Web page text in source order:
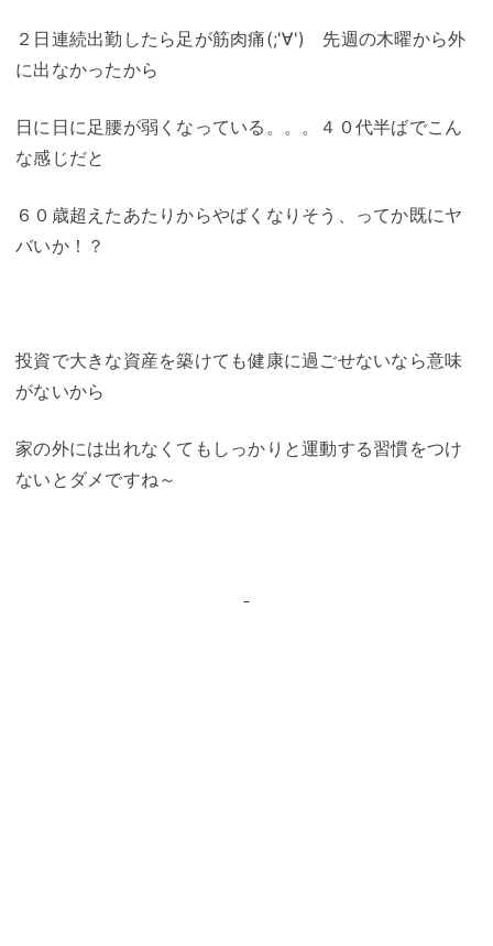
２日連続出勤したら足が筋肉痛(;'∀') 先週の木曜から外
に出なかったから
日に日に足腰が弱くなっている。。。４０代半ばでこん
な感じだと
６０歳超えたあたりからやばくなりそう、ってか既にヤ
バいか！？
投資で大きな資産を築けても健康に過ごせないなら意味
がないから
家の外には出れなくてもしっかりと運動する習慣をつけ
ないとダメですね～